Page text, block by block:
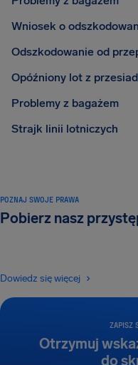
Wniosek o
Odszkodowanie od
Opóźniony lot z
Problemy z bagażem
Strajk linii lotniczych
ZAPISZ
Otrzymuj
do
POZNAJ SWOJE PRAWA
Pobierz nasz
Dowiedz się więcej